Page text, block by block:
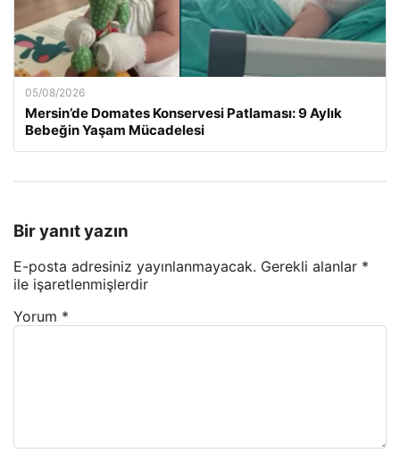
05/08/2026
Mersin’de Domates Konservesi Patlaması: 9 Aylık
Bebeğin Yaşam Mücadelesi
Bir yanıt yazın
E-posta adresiniz yayınlanmayacak. Gerekli alanlar *
ile işaretlenmişlerdir
Yorum *